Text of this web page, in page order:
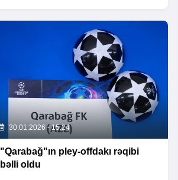
30.01.2026 - 15:24
"Qarabağ"ın pley-offdakı rəqibi
bəlli oldu